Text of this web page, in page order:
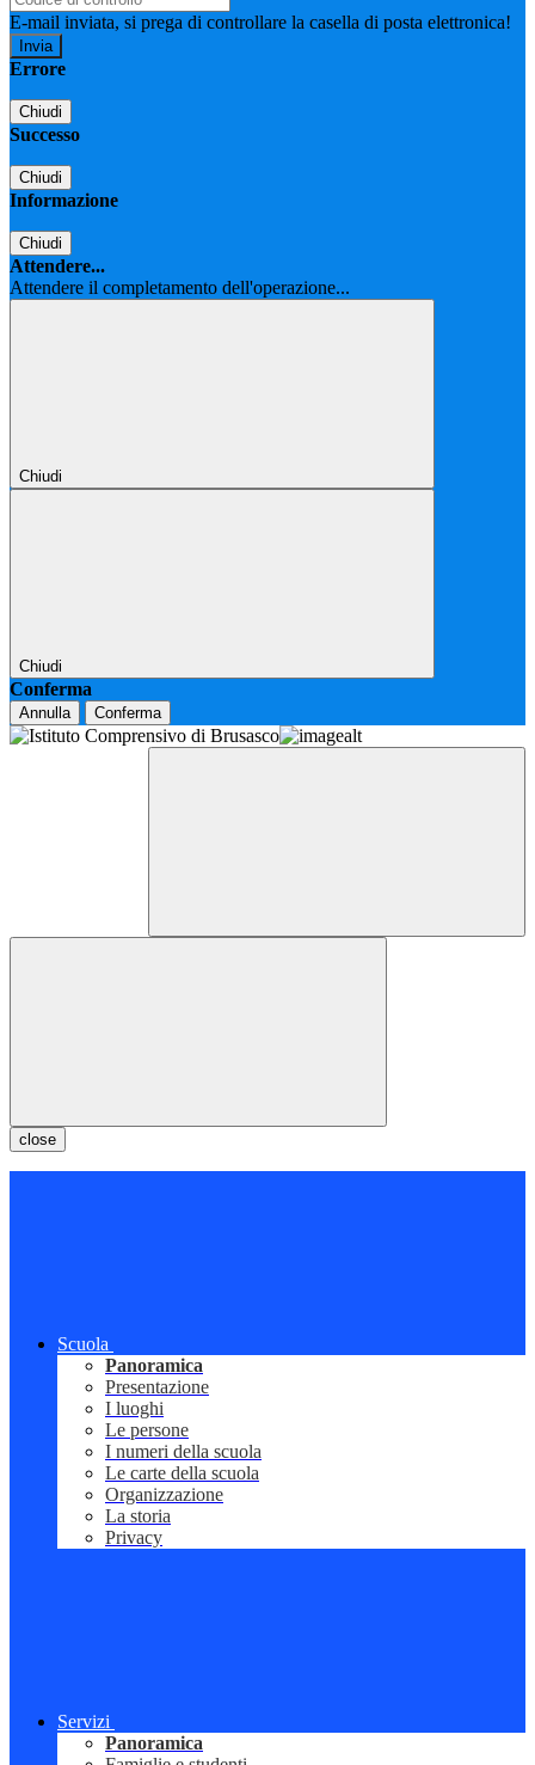
E-mail inviata, si prega di controllare la casella di posta elettronica!
Errore
Chiudi
Successo
Chiudi
Informazione
Chiudi
Attendere...
Attendere il completamento dell'operazione...
Chiudi
Chiudi
Conferma
Annulla Conferma
close
Scuola
Panoramica
Presentazione
I luoghi
Le persone
I numeri della scuola
Le carte della scuola
Organizzazione
La storia
Privacy
Servizi
Panoramica